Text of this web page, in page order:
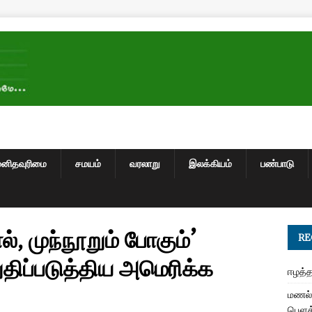
சமயம் வரலாறு இலக்கியம் பண்பாடு
முந்நூறும் போகும்’
அமெரிக்க
மணல்